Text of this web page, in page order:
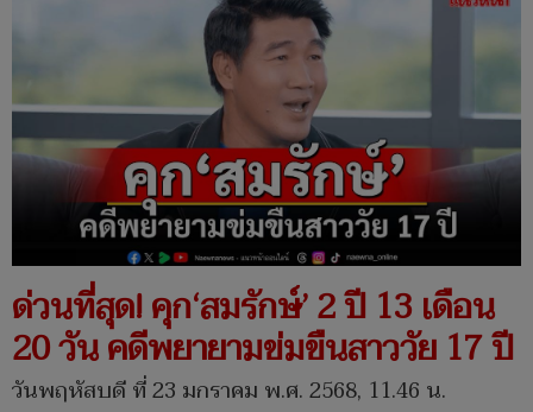
ด่วนที่สุด! คุก‘สมรักษ์’ 2 ปี 13 เดือน
20 วัน คดีพยายามข่มขืนสาววัย 17 ปี
วันพฤหัสบดี ที่ 23 มกราคม พ.ศ. 2568, 11.46 น.